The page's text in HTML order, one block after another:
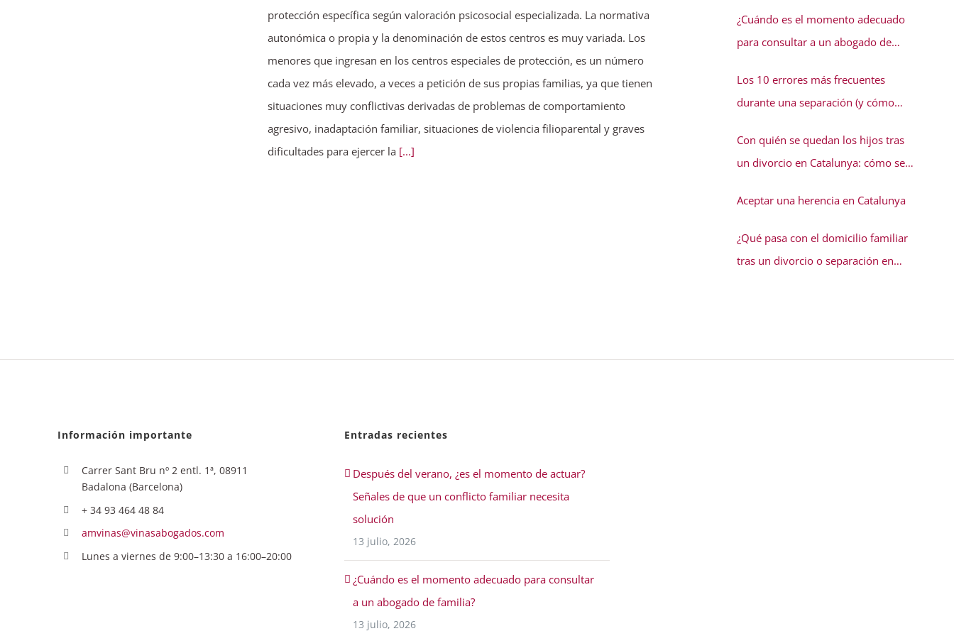
protección específica según valoración psicosocial especializada. La normativa
autonómica o propia y la denominación de estos centros es muy variada. Los
menores que ingresan en los centros especiales de protección, es un número
cada vez más elevado, a veces a petición de sus propias familias, ya que tienen
situaciones muy conflictivas derivadas de problemas de comportamiento
agresivo, inadaptación familiar, situaciones de violencia filioparental y graves
dificultades para ejercer la [...]
¿Cuándo es el momento adecuado
para consultar a un abogado de
Los 10 errores más frecuentes
durante una separación (y cómo
Con quién se quedan los hijos tras
un divorcio en Catalunya: cómo se
Aceptar una herencia en Catalunya
¿Qué pasa con el domicilio familiar
tras un divorcio o separación en
Información importante
Carrer Sant Bru nº 2 entl. 1ª, 08911
Badalona (Barcelona)
+ 34 93 464 48 84
amvinas@vinasabogados.com
Lunes a viernes de 9:00–13:30 a 16:00–20:00
Entradas recientes
Después del verano, ¿es el momento de actuar?
Señales de que un conflicto familiar necesita
solución
13 julio, 2026
¿Cuándo es el momento adecuado para consultar
a un abogado de familia?
13 julio, 2026